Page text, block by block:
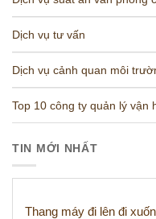
Dịch vụ tư vấn
Dịch vụ cảnh quan môi
Top 10 công ty quản lý vận
TIN MỚI NHẤT
Thang máy đi lên đi